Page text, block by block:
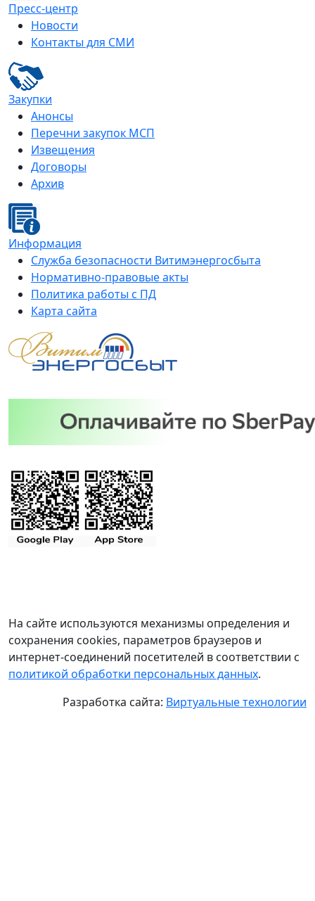
Пресс-центр
Новости
Контакты для СМИ
Закупки
Анонсы
Перечни закупок МСП
Извещения
Договоры
Архив
Информация
Служба безопасности Витимэнергосбыта
Нормативно-правовые акты
Политика работы с ПД
Карта сайта
На сайте используются механизмы определения и
сохранения cookies, параметров браузеров и
интернет-соединений посетителей в соответствии с
политикой обработки персональных данных.
Разработка сайта: Виртуальные технологии